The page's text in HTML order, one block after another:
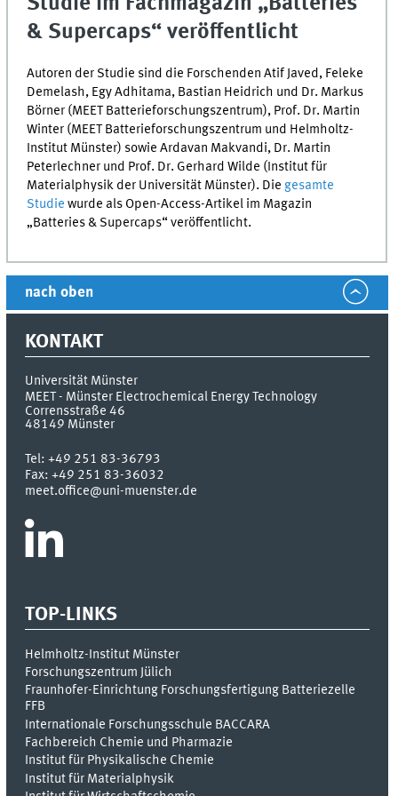
& Supercaps“ veröffentlicht
Autoren der Studie sind die Forschenden Atif Javed, Feleke
Demelash, Egy Adhitama, Bastian Heidrich und Dr. Markus
Börner (MEET Batterieforschungszentrum), Prof. Dr. Martin
Winter (MEETBatterieforschungszentrum und Helmholtz-
Institut Münster) sowie Ardavan Makvandi, Dr. Martin
Peterlechner und Prof. Dr. Gerhard Wilde (Institut für
Materialphysik der Universität Münster). Die gesamte
Studie wurde als Open-Access-Artikel im Magazin
„Batteries & Supercaps“ veröffentlicht.
nach oben
KONTAKT
Universität Münster
MEET - Münster Electrochemical Energy Technology
Corrensstraße 46
48149 Münster
Tel:+49 251 83-36793
Fax:+49 251 83-36032
meet.office@uni-muenster.de
TOP-LINKS
Helmholtz-Institut Münster
Forschungszentrum Jülich
Fraunhofer-Einrichtung Forschungsfertigung Batteriezelle
FFB
Internationale Forschungsschule BACCARA
Fachbereich Chemie und Pharmazie
Institut für Physikalische Chemie
Institut für Materialphysik